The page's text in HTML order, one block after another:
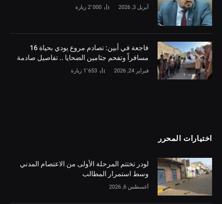
أبريل 3, 2026 2٬000 زيارة
فاجعة في أبين: تصادم مروع يودي بحياة 16
مسافراً وتفحم جثامين الضحايا .. تفاصيل صادمة
فبراير 24, 2026 1٬653 زيارة
اختيارات المحرر
لودر تختتم المرحلة الأولى من الاعتصام المدني
وسط استمرار المطالب
أغسطس 6, 2026